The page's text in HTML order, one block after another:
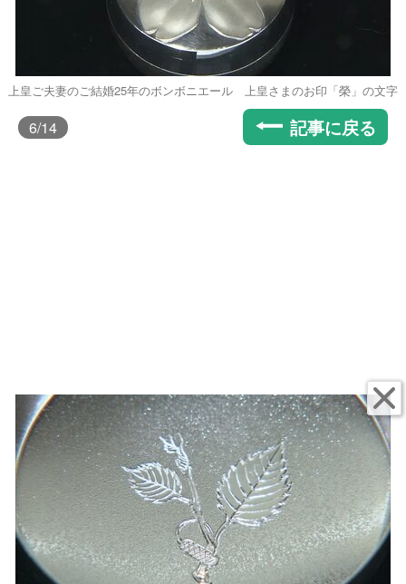
上皇ご夫妻のご結婚25年のボンボニエール 上皇さまのお印「榮」の文字
6/14 記事に戻る